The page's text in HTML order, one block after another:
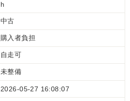
h
中古
購入者負担
自走可
未整備
2026-05-27 16:08:07